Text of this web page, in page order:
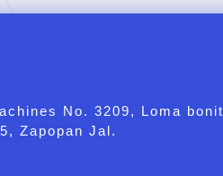
No. 3209, Loma
Zapopan Jal.